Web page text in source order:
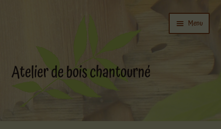
navigation
Menu
Ouvrir